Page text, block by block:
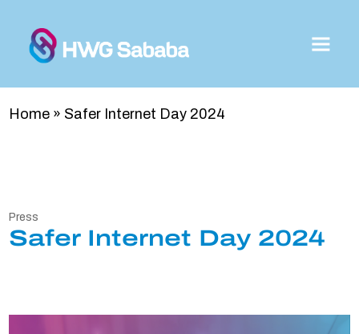
Home » Safer Internet Day 2024
Press
Safer Internet Day 2024